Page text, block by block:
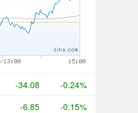
-34.08 -0.24%
-6.85 -0.15%